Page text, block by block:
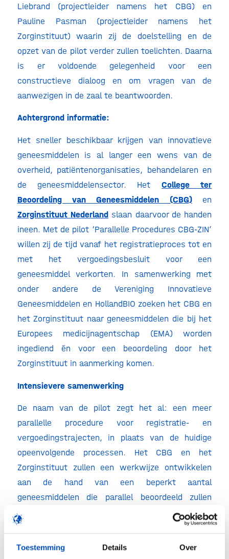
Toestemming Details Over
Liebrand (projectleider namens het CBG) en
Pauline Pasman (projectleider namens het
Zorginstituut) waarin zij de doelstelling en de
opzet van de pilot verder zullen toelichten. Daarna
is er voldoende gelegenheid voor een
constructieve dialoog en om vragen van de
aanwezigen in de zaal te beantwoorden.
Achtergrond informatie:
Het sneller beschikbaar krijgen van innovatieve
geneesmiddelen is al langer een wens van de
overheid, patiëntenorganisaties, behandelaren en
de geneesmiddelensector. Het College ter
Beoordeling van Geneesmiddelen (CBG)en
Zorginstituut Nederlandslaan daarvoor de handen
ineen. Met de pilot ‘Parallelle Procedures CBG-ZIN’
willen zij de tijd vanaf het registratieproces tot en
met het vergoedingsbesluit voor een
geneesmiddel verkorten. In samenwerking met
onder andere de Vereniging Innovatieve
Geneesmiddelen en HollandBIO zoeken het CBG en
het Zorginstituut naar geneesmiddelen die bij het
Europees medicijnagentschap (EMA) worden
ingediend én voor een beoordeling door het
Zorginstituut in aanmerking komen.
Intensievere samenwerking
De naam van de pilot zegt het al: een meer
parallelle procedure voor registratie- en
vergoedingstrajecten, in plaats van de huidige
opeenvolgende processen. Het CBG en het
Zorginstituut zullen een werkwijze ontwikkelen
aan de hand van een beperkt aantal
geneesmiddelen die parallel beoordeeld zullen
worden. Daarnaast streven beide organisaties
naar meer synergie in de procedures en het
voorkomen van dubbel werk in de verschillende